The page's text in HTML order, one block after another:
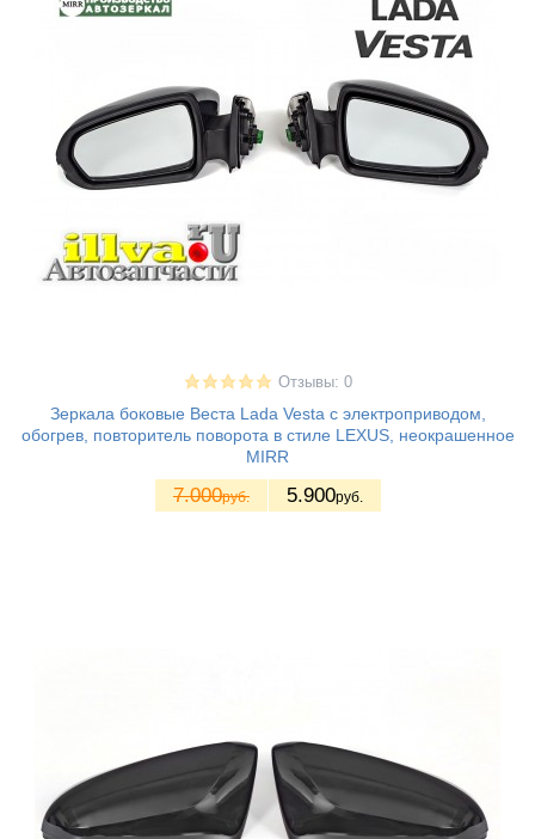
Отзывы: 0
Зеркала боковые Веста Lada Vesta с электроприводом,
обогрев, повторитель поворота в стиле LEXUS, неокрашенное
MIRR
7.000руб. 5.900руб.